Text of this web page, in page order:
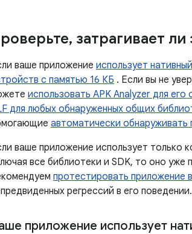
, затрагивает
ваше приложение использует
с памятью 16 КБ . Если вы не
использовать APK Analyzer для его
для любых обнаруженных общих
автоматически обнаруживать
ваше приложение использует только
все библиотеки и SDK, то оно
протестировать приложение
регрессий в его поведении.
приложение использует